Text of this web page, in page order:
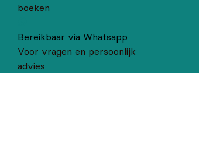
boeken
Bereikbaar via Whatsapp
Voor vragen en persoonlijk
advies